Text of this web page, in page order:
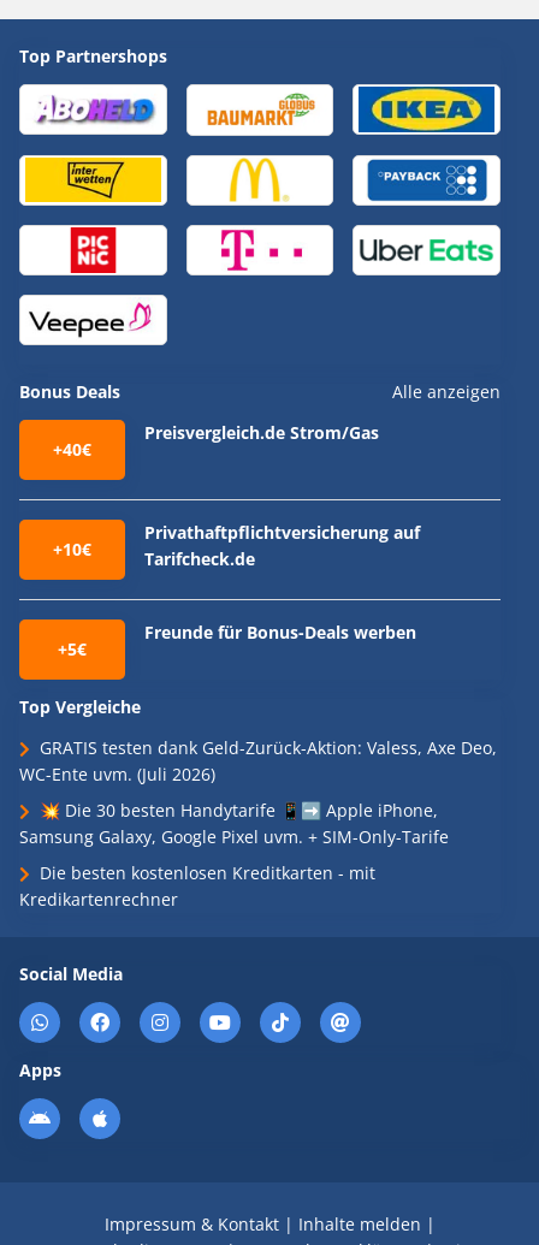
Top Partnershops
Bonus Deals Alle anzeigen
+40€
Preisvergleich.de Strom/Gas
+10€
Privathaftpflichtversicherung auf
Tarifcheck.de
+5€
Freunde für Bonus-Deals werben
Top Vergleiche
GRATIS testen dank Geld-Zurück-Aktion: Valess, Axe Deo,
WC-Ente uvm. (Juli 2026)
💥 Die 30 besten Handytarife 📱➡️ Apple iPhone,
Samsung Galaxy, Google Pixel uvm. + SIM-Only-Tarife
Die besten kostenlosen Kreditkarten - mit
Kredikartenrechner
Social Media
Apps
Impressum & Kontakt| Inhalte melden |